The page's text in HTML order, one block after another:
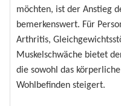
möchten, ist der Anstieg
bemerkenswert. Für
Arthritis,
Muskelschwäche bietet
die sowohl das
Wohlbefinden steigert.